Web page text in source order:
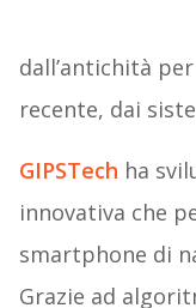
dall’antichità
recente, dai
GIPSTech ha
innovativa che
smartphone di
Grazie ad